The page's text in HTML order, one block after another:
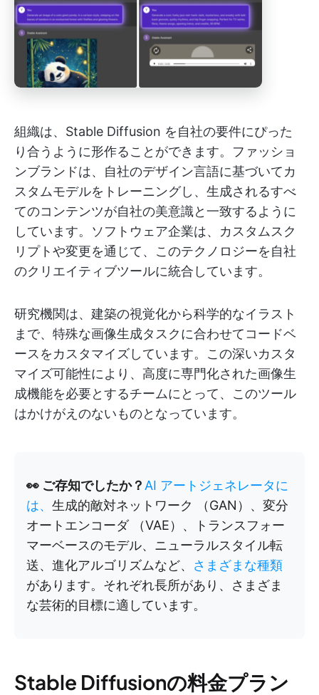
組織は、Stable Diffusion を自社の要件にぴった
り合うように形作ることができます。ファッショ
ンブランドは、自社のデザイン言語に基づいてカ
スタムモデルをトレーニングし、生成されるすべ
てのコンテンツが自社の美意識と一致するように
しています。ソフトウェア企業は、カスタムスク
リプトや変更を通じて、このテクノロジーを自社
のクリエイティブツールに統合しています。
研究機関は、建築の視覚化から科学的なイラスト
まで、特殊な画像生成タスクに合わせてコードベ
ースをカスタマイズしています。この深いカスタ
マイズ可能性により、高度に専門化された画像生
成機能を必要とするチームにとって、このツール
はかけがえのないものとなっています。
👀 ご存知でしたか？ AI アートジェネレータに
は、 生成的敵対ネットワーク （GAN）、変分
オートエンコーダ （VAE）、トランスフォー
マーベースのモデル、ニューラルスタイル転
送、進化アルゴリズムなど、 さまざまな種類
があります。それぞれ長所があり、さまざま
な芸術的目標に適しています。
Stable Diffusionの料金プラン